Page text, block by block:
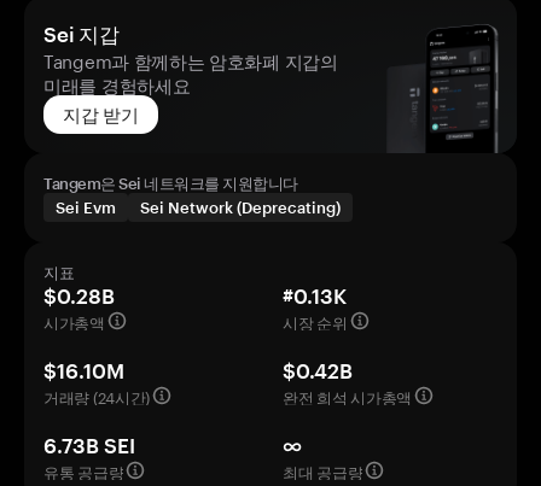
Sei 지갑
Tangem과 함께하는 암호화폐 지갑의
미래를 경험하세요
지갑 받기
Tangem은 Sei 네트워크를 지원합니다
Sei Evm
Sei Network (Deprecating)
지표
$0.28B
시가총액
#0.13K
시장 순위
$16.10M
거래량 (24시간)
$0.42B
완전 희석 시가총액
6.73B SEI
유통 공급량
∞
최대 공급량